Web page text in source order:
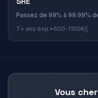
Passez de 99% à 99.99%
7+ ans exp.• 600-1100€/j
Vous